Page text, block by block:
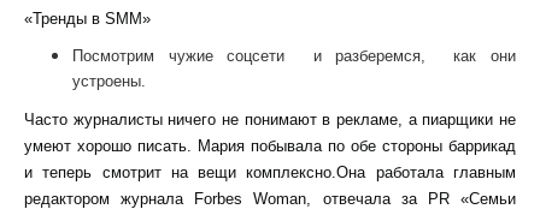
«Тренды в SMM»
Посмотрим чужие соцсети и разберемся, как они
устроены.
Часто журналисты ничего не понимают в рекламе, а пиарщики не
умеют хорошо писать. Мария побывала по обе стороны баррикад
и теперь смотрит на вещи комплексно.Она работала главным
редактором журнала Forbes Woman, отвечала за PR «Семьи